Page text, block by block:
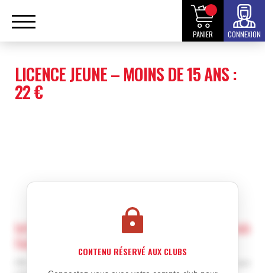
PANIER CONNEXION
LICENCE JEUNE – MOINS DE 15 ANS :
22 €
Informations exclusives réservées aux club
fédéraux CONTENU RÉSERVÉ AUX CLUBS